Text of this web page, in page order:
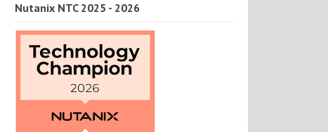
Nutanix NTC 2025 - 2026